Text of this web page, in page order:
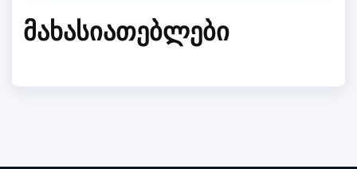
ᲛᲐᲮᲐᲡᲘᲐᲗᲔᲑᲚᲔᲑᲘ